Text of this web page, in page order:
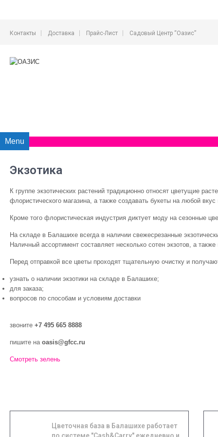
Контакты Доставка Прайс-Лист Садовый Центр “Оазис”
Menu
Экзотика
К группе экзотических растений традиционно относят цветущие
флористического магазина, а также создавать букеты на любой
Кроме того флористическая индустрия диктует моду на сезонные
На складе в Балашихе всегда в наличии свежесрезанные
Наличный ассортимент составляет несколько сотен экзотов, а
Перед отправкой все цветы проходят тщательную очистку и
узнать о наличии экзотики на складе в Балашихе;
для заказа;
вопросов по способам и условиям доставки
звоните +7 495 665 8888
пишите на oasis@gfcc.ru
Смотреть зелень
Цветочная база в Балашихе работает